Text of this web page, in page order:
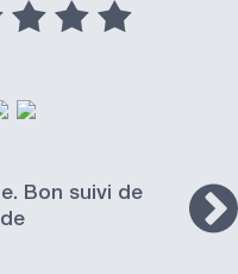
Bon suivi de